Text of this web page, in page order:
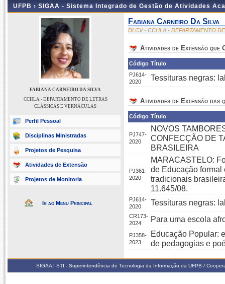
UFPB › SIGAA - Sistema Integrado de Gestão de Atividades
FABIANA CARNEIRO DA SILVA
CCHLA - DEPARTAMENTO DE LETRAS
CLÁSSICAS E VERNÁCULAS
Perfil Pessoal
Disciplinas Ministradas
Projetos de Pesquisa
Atividades de Extensão
Projetos de Monitoria
Ir ao Menu Principal
Fabiana Carneiro Da Silva
DLCV - CCHLA - DEPARTAMENTO
Atividades de Extensão que
Código Título
PJ614-
2020
Tessituras negras:
Atividades de Extensão das
Código Título
PJ747-
2020
NOVOS
CONFECÇÃO DE
BRASILEIRA
PJ361-
2020
MARACASTELO:
de Educação formal
tradicionais
11.645/08.
PJ614-
2020
Tessituras negras:
CR173-
2024
Para uma escola
PJ358-
2023
Educação Popular:
de pedagogias e
SIGAA | STI - Superintendência de Tecnologia da Informação da UFPB /